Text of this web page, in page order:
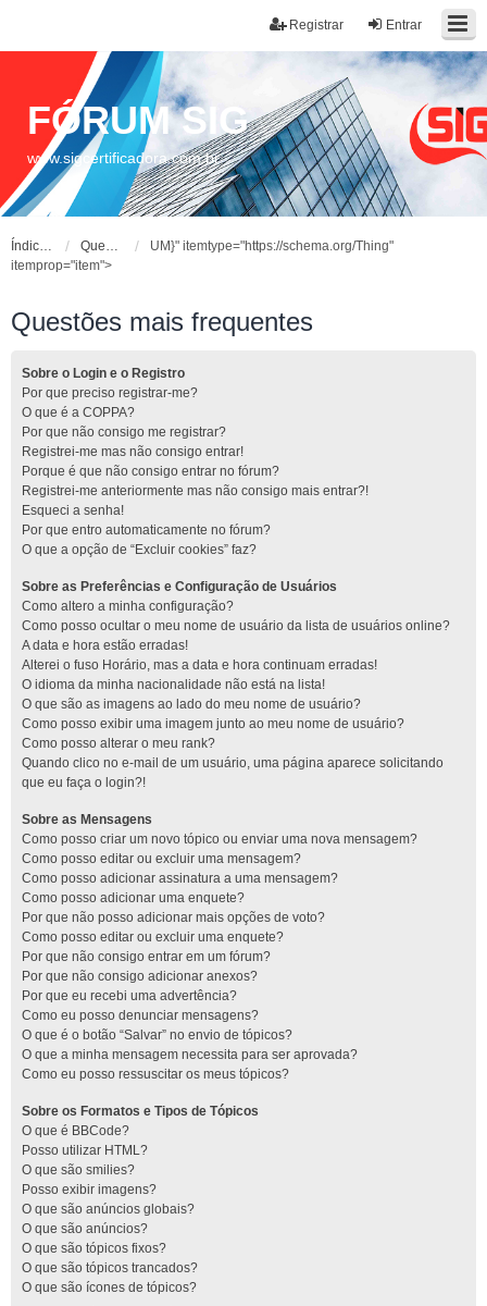
Entrar
Registrar
FÓRUM SIG
www.sigcertificadora.com.br
Índice do fórum Questões mais frequentes
UM}" itemtype="https://schema.org/Thing"
itemprop="item">
Questões mais frequentes
Sobre o Login e o Registro
Por que preciso registrar-me?
O que é a COPPA?
Por que não consigo me registrar?
Registrei-me mas não consigo entrar!
Porque é que não consigo entrar no fórum?
Registrei-me anteriormente mas não consigo mais entrar?!
Esqueci a senha!
Por que entro automaticamente no fórum?
O que a opção de “Excluir cookies” faz?
Sobre as Preferências e Configuração de Usuários
Como altero a minha configuração?
Como posso ocultar o meu nome de usuário da lista de usuários online?
A data e hora estão erradas!
Alterei o fuso Horário, mas a data e hora continuam erradas!
O idioma da minha nacionalidade não está na lista!
O que são as imagens ao lado do meu nome de usuário?
Como posso exibir uma imagem junto ao meu nome de usuário?
Como posso alterar o meu rank?
Quando clico no e-mail de um usuário, uma página aparece solicitando
que eu faça o login?!
Sobre as Mensagens
Como posso criar um novo tópico ou enviar uma nova mensagem?
Como posso editar ou excluir uma mensagem?
Como posso adicionar assinatura a uma mensagem?
Como posso adicionar uma enquete?
Por que não posso adicionar mais opções de voto?
Como posso editar ou excluir uma enquete?
Por que não consigo entrar em um fórum?
Por que não consigo adicionar anexos?
Por que eu recebi uma advertência?
Como eu posso denunciar mensagens?
O que é o botão “Salvar” no envio de tópicos?
O que a minha mensagem necessita para ser aprovada?
Como eu posso ressuscitar os meus tópicos?
Sobre os Formatos e Tipos de Tópicos
O que é BBCode?
Posso utilizar HTML?
O que são smilies?
Posso exibir imagens?
O que são anúncios globais?
O que são anúncios?
O que são tópicos fixos?
O que são tópicos trancados?
O que são ícones de tópicos?